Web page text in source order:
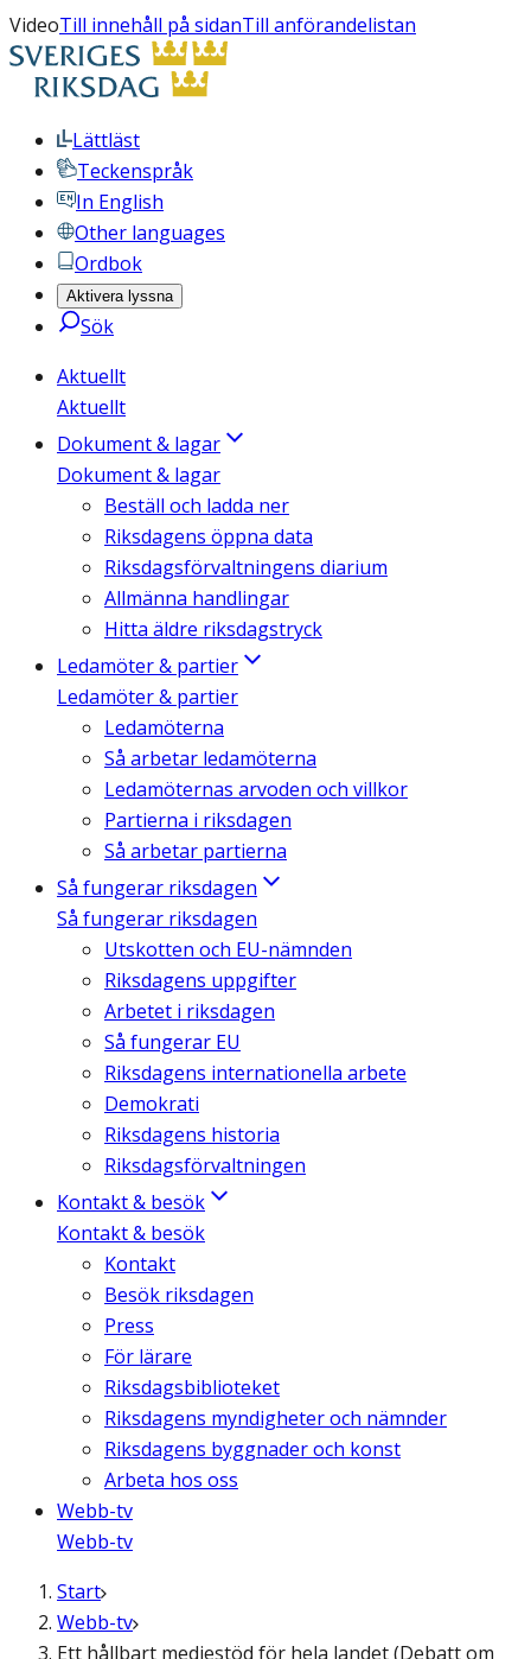
VideoTill innehåll på sidanTill anförandelistan
Lättläst
Teckenspråk
In English
Other languages
Ordbok
Aktivera lyssna
Sök
Aktuellt
Aktuellt
Dokument & lagar
Dokument & lagar
Beställ och ladda ner
Riksdagens öppna data
Riksdagsförvaltningens diarium
Allmänna handlingar
Hitta äldre riksdagstryck
Ledamöter & partier
Ledamöter & partier
Ledamöterna
Så arbetar ledamöterna
Ledamöternas arvoden och villkor
Partierna i riksdagen
Så arbetar partierna
Så fungerar riksdagen
Så fungerar riksdagen
Utskotten och EU-nämnden
Riksdagens uppgifter
Arbetet i riksdagen
Så fungerar EU
Riksdagens internationella arbete
Demokrati
Riksdagens historia
Riksdagsförvaltningen
Kontakt & besök
Kontakt & besök
Kontakt
Besök riksdagen
Press
För lärare
Riksdagsbiblioteket
Riksdagens myndigheter och nämnder
Riksdagens byggnader och konst
Arbeta hos oss
Webb-tv
Webb-tv
Start
Webb-tv
Ett hållbart mediestöd för hela landet (Debatt om